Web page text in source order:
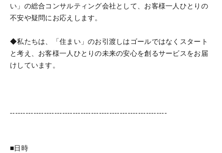
い」の総合コンサルティング会社として、お客様一人ひとりの
不安や疑問にお応えします。
◆私たちは、「住まい」のお引渡しはゴールではなくスタート
と考え、お客様一人ひとりの未来の安心を創るサービスをお届
けしています。
------------------------------------------------------------
■日時